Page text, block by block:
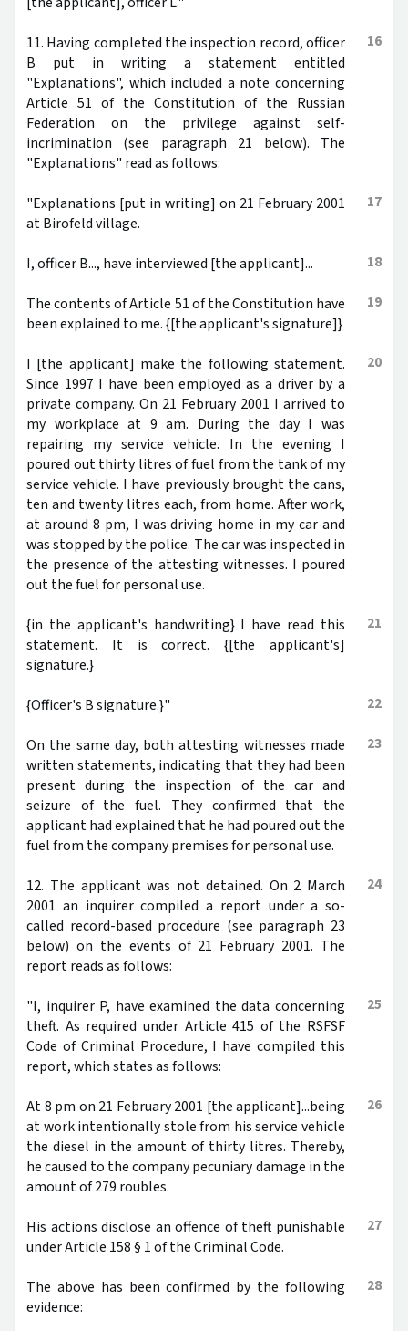
16
11. Having completed the inspection record, officer
B put in writing a statement entitled
"Explanations", which included a note concerning
Article 51 of the Constitution of the Russian
Federation on the privilege against self-
incrimination (see paragraph 21 below). The
"Explanations" read as follows:
17
"Explanations [put in writing] on 21 February 2001
at Birofeld village.
18
I, officer B..., have interviewed [the applicant]...
19
The contents of Article 51 of the Constitution have
been explained to me. {[the applicant's signature]}
20
I [the applicant] make the following statement.
Since 1997 I have been employed as a driver by a
private company. On 21 February 2001 I arrived to
my workplace at 9 am. During the day I was
repairing my service vehicle. In the evening I
poured out thirty litres of fuel from the tank of my
service vehicle. I have previously brought the cans,
ten and twenty litres each, from home. After work,
at around 8 pm, I was driving home in my car and
was stopped by the police. The car was inspected in
the presence of the attesting witnesses. I poured
out the fuel for personal use.
21
{in the applicant's handwriting} I have read this
statement. It is correct. {[the applicant's]
signature.}
22
{Officer's B signature.}"
23
On the same day, both attesting witnesses made
written statements, indicating that they had been
present during the inspection of the car and
seizure of the fuel. They confirmed that the
applicant had explained that he had poured out the
fuel from the company premises for personal use.
24
12. The applicant was not detained. On 2 March
2001 an inquirer compiled a report under a so-
called record-based procedure (see paragraph 23
below) on the events of 21 February 2001. The
report reads as follows:
25
"I, inquirer P, have examined the data concerning
theft. As required under Article 415 of the RSFSF
Code of Criminal Procedure, I have compiled this
report, which states as follows:
26
At 8 pm on 21 February 2001 [the applicant]...being
at work intentionally stole from his service vehicle
the diesel in the amount of thirty litres. Thereby,
he caused to the company pecuniary damage in the
amount of 279 roubles.
27
His actions disclose an offence of theft punishable
under Article 158 § 1 of the Criminal Code.
28
The above has been confirmed by the following
evidence: